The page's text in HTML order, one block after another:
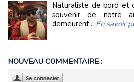
Naturaliste de bord et
souvenir de notre
demeurent... En savoir
NOUVEAU COMMENTAIRE :